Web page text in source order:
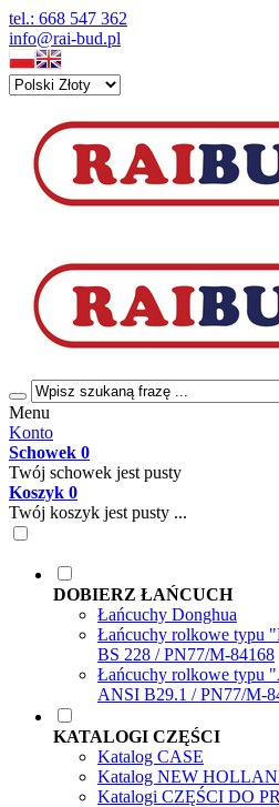
tel.: 668 547 362
info@rai-bud.pl
Menu
Konto
Schowek 0
Twój schowek jest pusty
Koszyk 0
Twój koszyk jest pusty ...
DOBIERZ ŁAŃCUCH
Łańcuchy Donghua
Łańcuchy rolkowe typu
BS 228 / PN77/M-84168
Łańcuchy rolkowe typu
ANSI B29.1 / PN77/M-
KATALOGI CZĘŚCI
Katalog CASE
Katalog NEW
Katalogi CZĘŚCI DO